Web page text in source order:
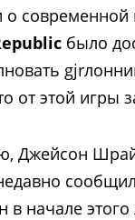
о современной
было
от этой игры
Джейсон
в начале этого